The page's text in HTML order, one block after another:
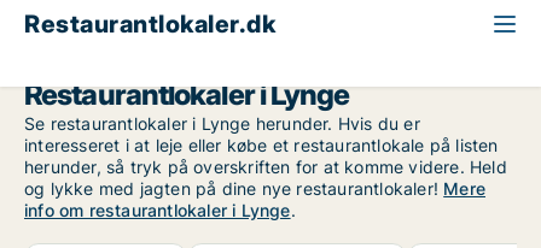
Restaurantlokaler.dk
Restaurantlokaler i Lynge
Se restaurantlokaler i Lynge herunder. Hvis du er
interesseret i at leje eller købe et restaurantlokale på listen
herunder, så tryk på overskriften for at komme videre. Held
og lykke med jagten på dine nye restaurantlokaler! Mere
info om restaurantlokaler i Lynge.